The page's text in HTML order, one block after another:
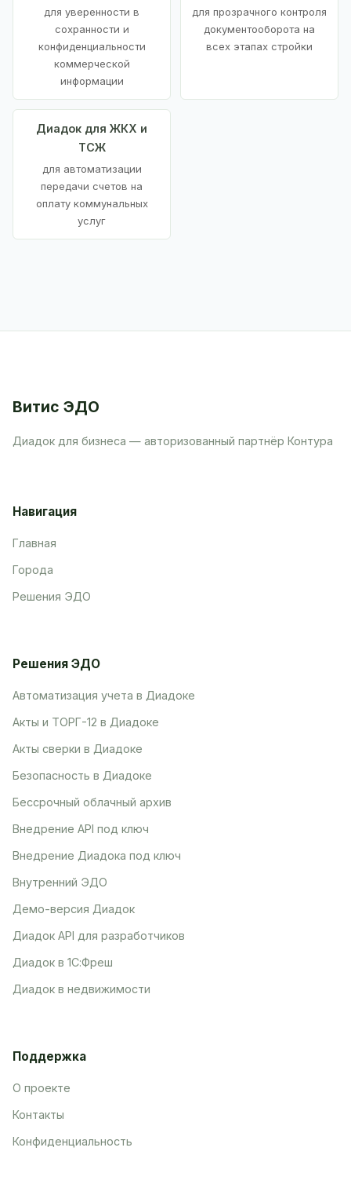
для уверенности в
сохранности и
конфиденциальности
коммерческой
информации
для прозрачного контроля
документооборота на
всех этапах стройки
Диадок для ЖКХ и
ТСЖ
для автоматизации
передачи счетов на
оплату коммунальных
услуг
Витис ЭДО
Диадок для бизнеса — авторизованный партнёр Контура
Навигация
Главная
Города
Решения ЭДО
Решения ЭДО
Автоматизация учета в Диадоке
Акты и ТОРГ-12 в Диадоке
Акты сверки в Диадоке
Безопасность в Диадоке
Бессрочный облачный архив
Внедрение API под ключ
Внедрение Диадока под ключ
Внутренний ЭДО
Демо-версия Диадок
Диадок API для разработчиков
Диадок в 1С:Фреш
Диадок в недвижимости
Поддержка
О проекте
Контакты
Конфиденциальность